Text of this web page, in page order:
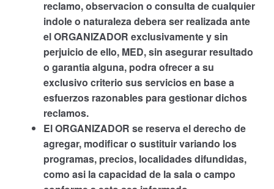
reclamo, observacion o consulta de cualquier
indole o naturaleza debera ser realizada ante
el ORGANIZADOR exclusivamente y sin
perjuicio de ello, MED, sin asegurar resultado
o garantia alguna, podra ofrecer a su
exclusivo criterio sus servicios en base a
esfuerzos razonables para gestionar dichos
reclamos.
El ORGANIZADOR se reserva el derecho de
agregar, modificar o sustituir variando los
programas, precios, localidades difundidas,
como asi la capacidad de la sala o campo